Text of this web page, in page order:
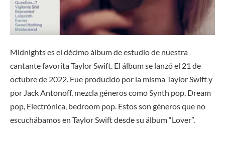
Midnights es el décimo álbum de estudio de nuestra
cantante favorita Taylor Swift. El álbum se lanzó el 21 de
octubre de 2022. Fue producido por la misma Taylor Swift y
por Jack Antonoff, mezcla géneros como Synth pop, Dream
pop, Electrónica, bedroom pop. Estos son géneros que no
escuchábamos en Taylor Swift desde su álbum “Lover”.